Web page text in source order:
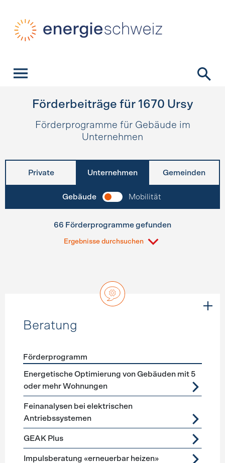
Förderbeiträge für 1670 Ursy
Förderprogramme für Gebäude im
Unternehmen
Private Unternehmen Gemeinden
Gebäude Mobilität
66 Förderprogramme gefunden
Ergebnisse durchsuchen
Beratung
Förderprogramme Beratung
Förderprogramm
Energetische Optimierung von Gebäuden mit 5
oder mehr Wohnungen
Feinanalysen bei elektrischen
Antriebssystemen
GEAK Plus
Impulsberatung «erneuerbar heizen»